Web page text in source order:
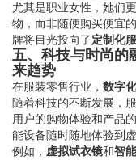
尤其是职业女性，她们
物，而非随便购买便宜
牌将目光投向了定制化
五、科技与时尚的
来趋势
在服装零售行业， 数字
随着科技的不断发展，
用户的购物体验和产品
能设备随时随地体验到
例如， 虚拟试衣镜和智